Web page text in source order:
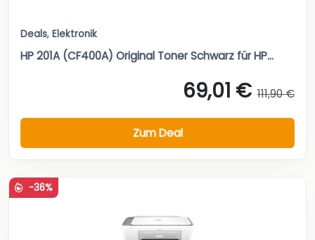
Deals, Elektronik
HP 201A (CF400A) Original Toner Schwarz für HP...
69,01 € 111,90 €
Zum Deal
-36%